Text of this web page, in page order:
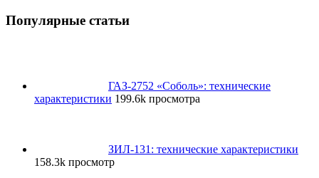
Популярные статьи
ГАЗ-2752 «Соболь»: технические
характеристики 199.6k просмотра
ЗИЛ-131: технические характеристики
158.3k просмотр